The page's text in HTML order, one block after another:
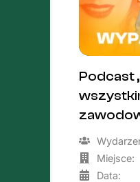
Podcast
Miejsce:
Data: